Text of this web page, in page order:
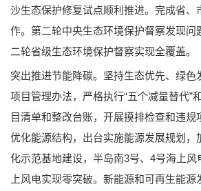
沙生态保护修复试点顺利推进。完成省、
作。第二轮中央生态环境保护督察发现问
二轮省级生态环境保护督察实现全覆盖。
突出推进节能降碳。坚持生态优先、绿色
项目管理办法，严格执行“五个减量替代”
目清单和整改台账，开展摸排检查和违规
优化能源结构，出台实施能源发展规划，
化示范基地建设，半岛南3号、4号海上风
上风电实现零突破。新能源和可再生能